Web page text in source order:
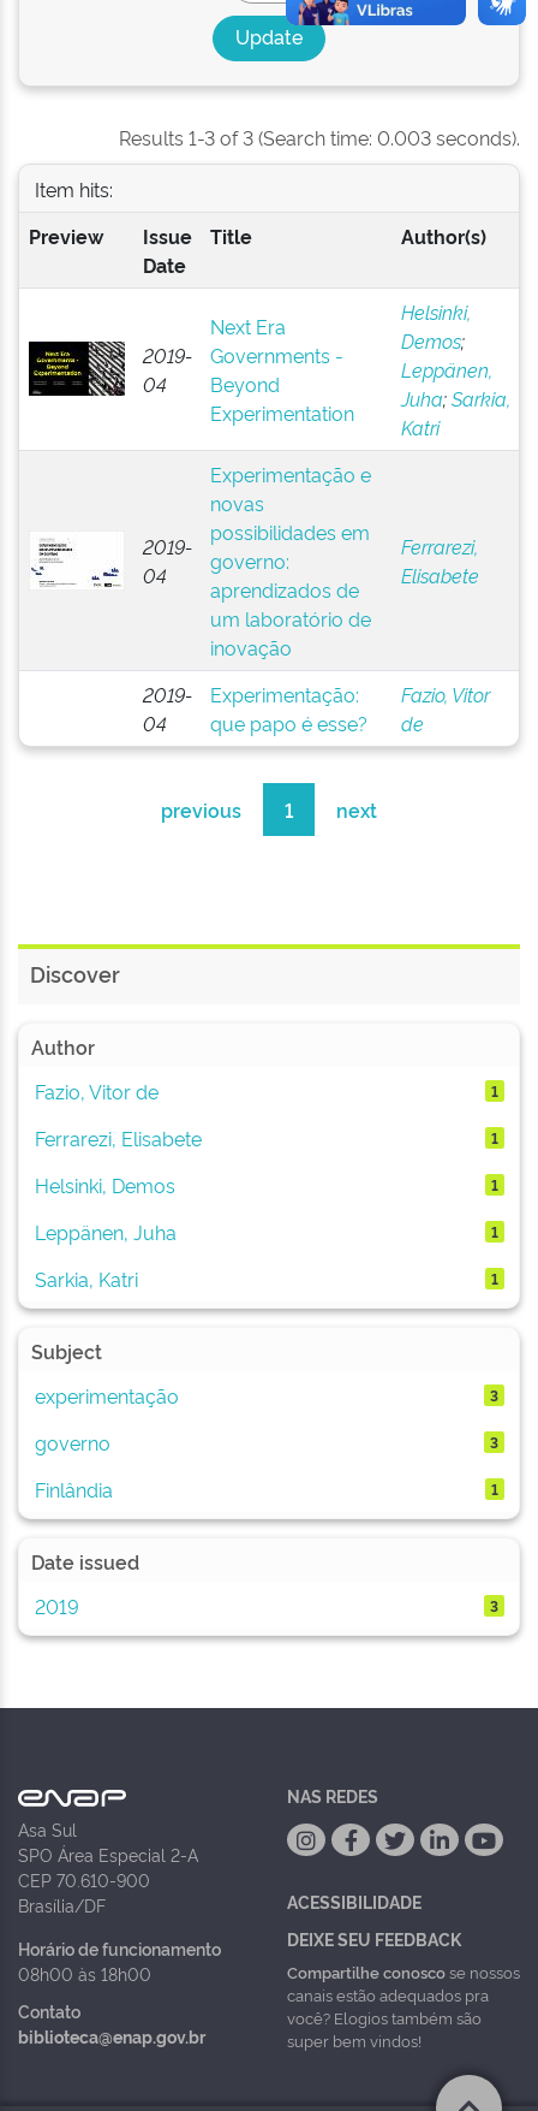
Results 1-3 of 3 (Search time: 0.003 seconds).
Item hits:
Preview
Issue
Date
Title Author(s)
2019-
04
Next Era
Governments -
Beyond
Experimentation
Helsinki,
Demos;
Leppänen,
Juha;Sarkia,
Katri
2019-
04
Experimentação e
novas
possibilidades em
governo:
aprendizados de
um laboratório de
inovação
Ferrarezi,
Elisabete
2019-
04
Experimentação:
que papo é esse?
Fazio, Vitor
de
previous 1 next
Discover
Author
Fazio, Vitor de
1
Ferrarezi, Elisabete 1
Helsinki, Demos 1
Leppänen, Juha 1
Sarkia, Katri 1
Subject
experimentação
3
governo 3
Finlândia 1
Date issued
2019
3
Asa Sul
SPO Área Especial 2-A
CEP 70.610-900
Brasília/DF
Horário de funcionamento
08h00 às 18h00
Contato
biblioteca@enap.gov.br
NAS REDES
ACESSIBILIDADE
DEIXE SEU FEEDBACK
Compartilhe conoscose nossos
canais estão adequados pra
você? Elogios também são
super bem vindos!